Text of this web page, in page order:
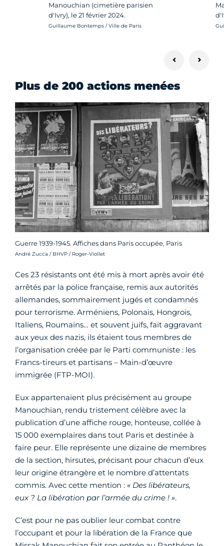
Manouchian (cimetière parisien
d'Ivry), le 21 février 2024.
Crédit photo :
Guillaume Bontemps / Ville de Paris
Plus de 200 actions menées
Guerre 1939-1945. Affiches dans Paris occupée, Paris
Crédit photo :
André Zucca / BHVP / Roger-Viollet
Ces 23 résistants ont été mis à mort après avoir été
arrêtés par la police française, remis aux autorités
allemandes, sommairement jugés et condamnés
pour terrorisme. Arméniens, Polonais, Hongrois,
Italiens, Roumains… et souvent juifs, fait aggravant
aux yeux des nazis, ils étaient tous membres de
l’organisation créée par le Parti communiste : les
Francs-tireurs et partisans – Main-d’œuvre
immigrée (FTP-MOI).
Eux appartenaient plus précisément au groupe
Manouchian, rendu tristement célèbre avec la
publication d’une affiche rouge, honteuse, collée à
15 000 exemplaires dans tout Paris et destinée à
faire peur. Elle représente une dizaine de membres
de la section, hirsutes, précisant pour chacun d’eux
leur origine étrangère et le nombre d’attentats
commis. Avec cette mention : « Des libérateurs,
eux ? La libération par l’armée du crime ! ».
C’est pour ne pas oublier leur combat contre
l’occupant et pour la libération de la France que